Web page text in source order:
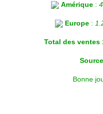
Amérique :
Europe :
Total des ventes
Source
Bonne